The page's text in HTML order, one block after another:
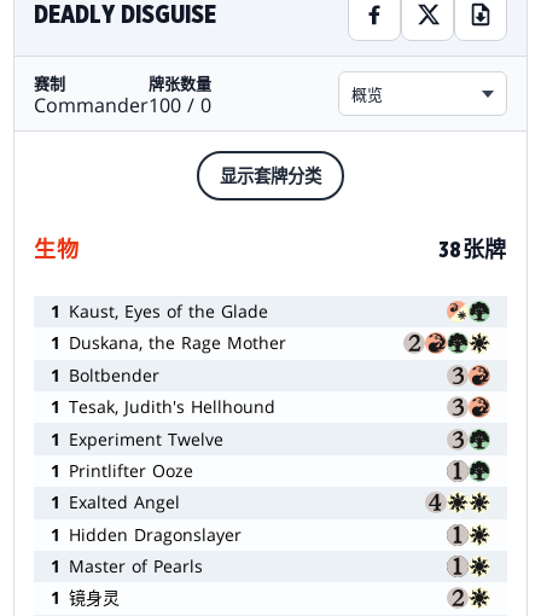
DEADLY DISGUISE
赛制
Commander
牌张数量
100 / 0 概览
显示套牌分类
生物 38张牌
1 Kaust, Eyes of the Glade
1 Duskana, the Rage Mother
1 Boltbender
1 Tesak, Judith's Hellhound
1 Experiment Twelve
1 Printlifter Ooze
1 Exalted Angel
1 Hidden Dragonslayer
1 Master of Pearls
1 镜身灵